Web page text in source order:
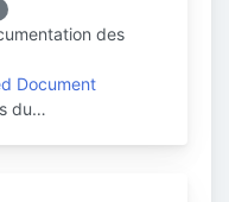
des
Document
du…